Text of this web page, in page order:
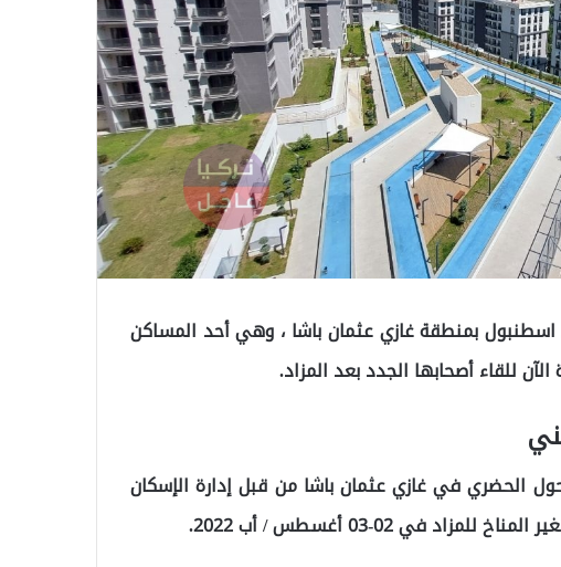
اسطنبول بمنطقة غازي عثمان باشا ، وهي أحد المساكن
للقاء أصحابها الجدد بعد المزاد.
التحول الحضري في غازي عثمان باشا من قبل إدارة الإسكان